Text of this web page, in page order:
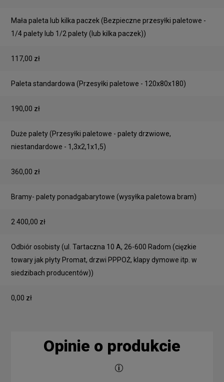
Mała paleta lub kilka paczek (Bezpieczne przesyłki paletowe -
1/4 palety lub 1/2 palety (lub kilka paczek))
117,00 zł
Paleta standardowa (Przesyłki paletowe - 120x80x180)
190,00 zł
Duże palety(Przesyłki paletowe - palety drzwiowe,
niestandardowe - 1,3x2,1x1,5)
360,00 zł
Bramy- palety ponadgabarytowe (wysyłka paletowa bram)
2 400,00 zł
Odbiór osobisty(ul. Tartaczna 10 A, 26-600 Radom (cięzkie
towary jak płyty Promat, drzwi PPPOŻ, klapy dymowe itp. w
siedzibach producentów))
0,00 zł
Opinie o produkcie